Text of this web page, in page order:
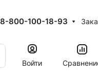
8-800-100-18-93
Войти